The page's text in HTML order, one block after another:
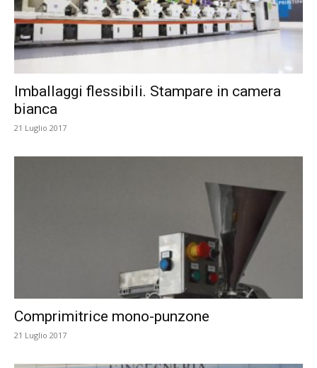
Imballaggi flessibili. Stampare in camera
bianca
21 Luglio 2017
Comprimitrice mono-punzone
21 Luglio 2017